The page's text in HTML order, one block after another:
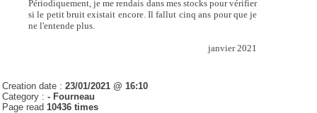
Périodiquement, je me rendais dans mes stocks pour vérifier
si le petit bruit existait encore. Il fallut cinq ans pour que je
ne l'entende plus.
janvier 2021
Creation date :23/01/2021 @ 16:10
Category :- Fourneau
Page read 10436 times